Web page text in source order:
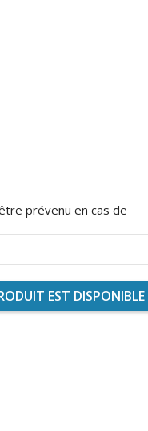
prévenu en cas de
EST DISPONIBLE